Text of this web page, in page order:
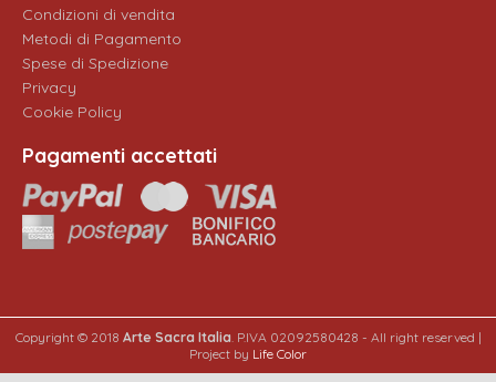
Condizioni di vendita
Metodi di Pagamento
Spese di Spedizione
Privacy
Cookie Policy
Pagamenti accettati
Copyright © 2018 Arte Sacra Italia. P.IVA 02092580428 - All right reserved |
Project by Life Color